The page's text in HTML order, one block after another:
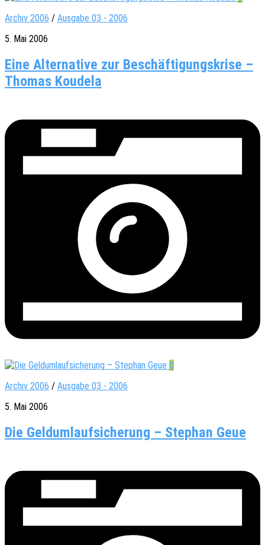
Archiv 2006 / Ausgabe 03 - 2006
5. Mai 2006
Eine Alternative zur Beschäftigungskrise –
Thomas Koudela
0
Archiv 2006 / Ausgabe 03 - 2006
5. Mai 2006
Die Geldumlaufsicherung – Stephan Geue